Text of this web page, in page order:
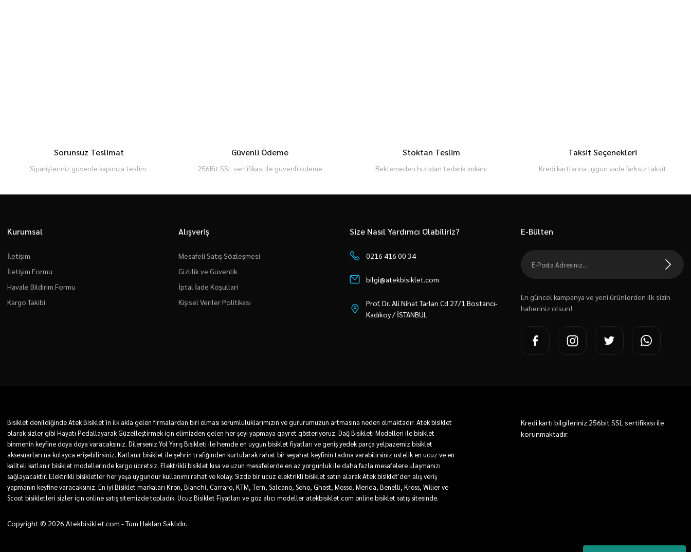
Sorunsuz Teslimat
Siparişleriniz güvenle kapınıza teslim.
Güvenli Ödeme
256Bit SSL sertifikası ile güvenli ödeme
Stoktan Teslim
Beklemeden hızlıdan tedarik imkanı
Taksit Seçenekleri
Kredi kartlarına uygun vade farksız taksit
Kurumsal
İletişim
İletişim Formu
Havale Bildirim Formu
Kargo Takibi
Alışveriş
Mesafeli Satış Sözleşmesi
Gizlilik ve Güvenlik
İptal İade Koşullari
Kişisel Veriler Politikası
Size Nasıl Yardımcı Olabiliriz?
0216 416 00 34
bilgi@atekbisiklet.com
Prof. Dr. Ali Nihat Tarlan Cd 27/1 Bostancı-
Kadıköy / İSTANBUL
E-Bülten
En güncel kampanya ve yeni ürünlerden ilk sizin
haberiniz olsun!
Bisiklet denildiğinde Atek Bisiklet'in ilk akla gelen firmalardan biri olması sorumluluklarımızın ve gururumuzun artmasına neden olmaktadır. Atek bisiklet
olarak sizler gibi Hayatı Pedallayarak Güzelleştirmek için elimizden gelen her şeyi yapmaya gayret gösteriyoruz. Dağ Bisikleti Modelleri ile bisiklet
binmenin keyfine doya doya varacaksınız. Dilerseniz Yol Yarış Bisikleti ile hemde en uygun bisiklet fiyatları ve geniş yedek parça yelpazemiz bisiklet
aksesuarları na kolayca erişebilirsiniz. Katlanır bisiklet ile şehrin trafiğinden kurtularak rahat bir seyahat keyfinin tadına varabilirsiniz üstelik en ucuz ve en
kaliteli katlanır bisiklet modellerinde kargo ücretsiz. Elektrikli bisiklet kısa ve uzun mesafelerde en az yorgunluk ile daha fazla mesafelere ulaşmanızı
sağlayacaktır. Elektrikli bisikletler her yaşa uygundur kullanımı rahat ve kolay. Sizde bir ucuz elektrikli bisiklet satın alarak Atek bisiklet'den alış veriş
yapmanın keyfine varacaksınız. En iyi Bisiklet markaları Kron, Bianchi, Carraro, KTM, Tern, Salcano, Soho, Ghost, Mosso, Merida, Benelli, Kross, Wilier ve
Scoot bisikletleri sizler için online satış sitemizde topladık. Ucuz Bisiklet Fiyatları ve göz alıcı modeller atekbisiklet.com online bisiklet satış sitesinde.
Kredi kartı bilgileriniz 256bit SSL sertifikası ile
korunmaktadır.
Copyright © 2026 Atekbisiklet.com - Tüm Hakları Saklıdır.